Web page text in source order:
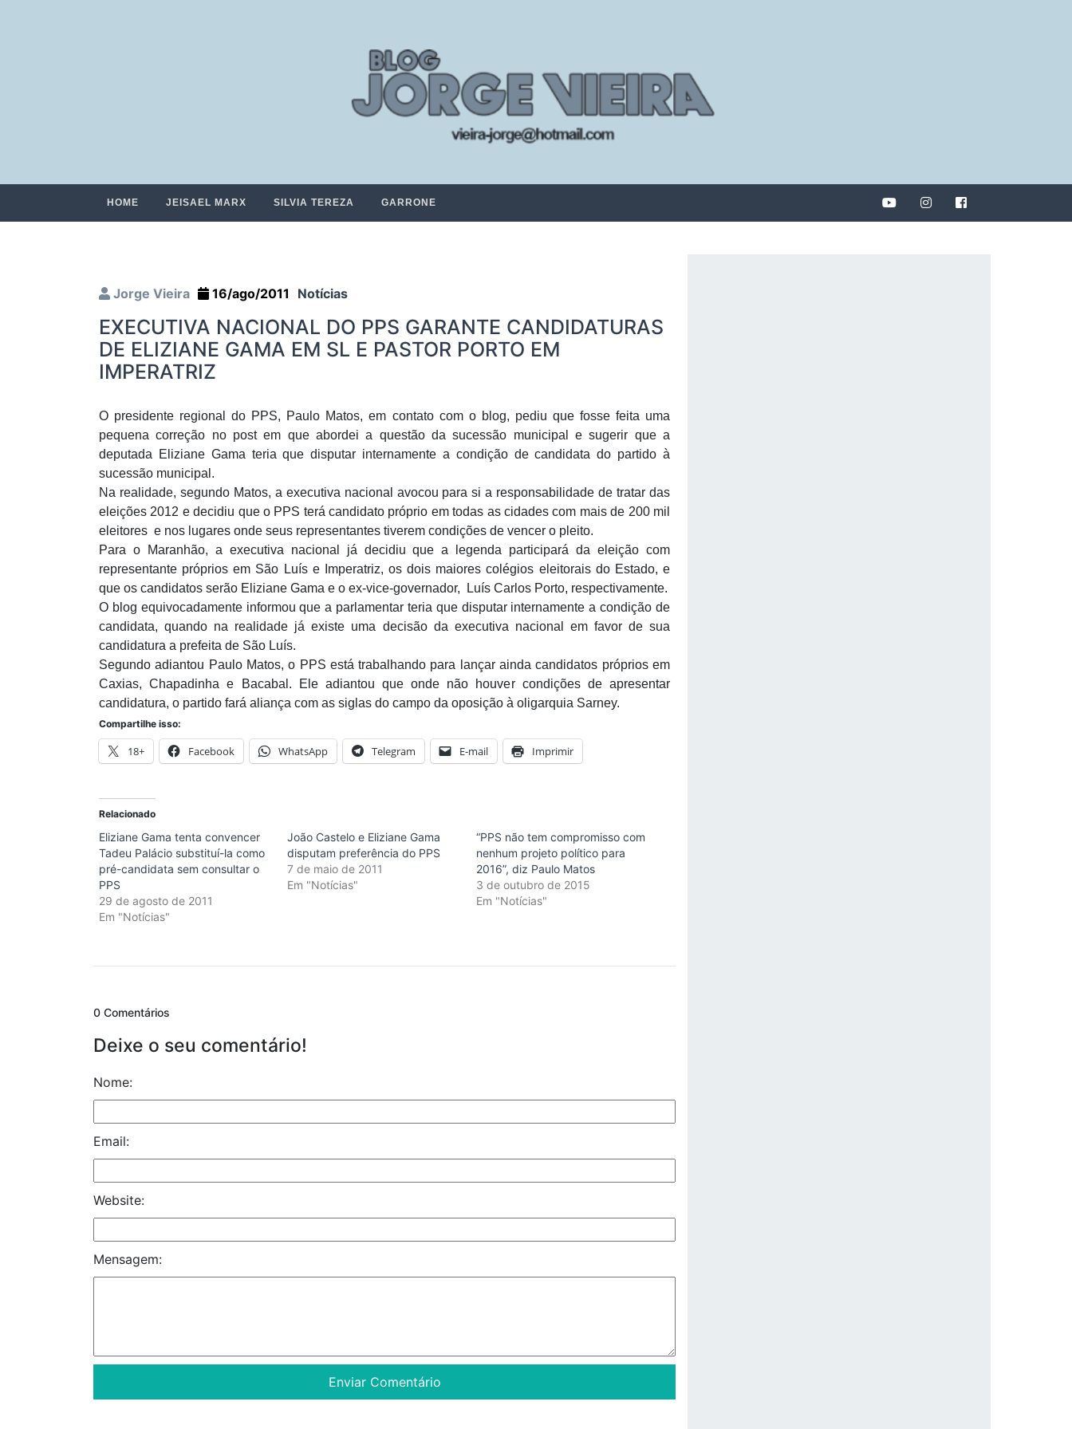
HOME JEISAEL MARX SILVIA TEREZA GARRONE
Jorge Vieira 16/ago/2011 Notícias
EXECUTIVA NACIONAL DO PPS GARANTE CANDIDATURAS
DE ELIZIANE GAMA EM SL E PASTOR PORTO EM
IMPERATRIZ
O presidente regional do PPS, Paulo Matos, em contato com o blog, pediu que fosse feita uma
pequena correção no post em que abordei a questão da sucessão municipal e sugerir que a
deputada Eliziane Gama teria que disputar internamente a condição de candidata do partido à
sucessão municipal.
Na realidade, segundo Matos, a executiva nacional avocou para si a responsabilidade de tratar das
eleições 2012 e decidiu que o PPS terá candidato próprio em todas as cidades com mais de 200 mil
eleitores e nos lugares onde seus representantes tiverem condições de vencer o pleito.
Para o Maranhão, a executiva nacional já decidiu que a legenda participará da eleição com
representante próprios em São Luís e Imperatriz, os dois maiores colégios eleitorais do Estado, e
que os candidatos serão Eliziane Gama e o ex-vice-governador, Luís Carlos Porto, respectivamente.
O blog equivocadamente informou que a parlamentar teria que disputar internamente a condição de
candidata, quando na realidade já existe uma decisão da executiva nacional em favor de sua
candidatura a prefeita de São Luís.
Segundo adiantou Paulo Matos, o PPS está trabalhando para lançar ainda candidatos próprios em
Caxias, Chapadinha e Bacabal. Ele adiantou que onde não houver condições de apresentar
candidatura, o partido fará aliança com as siglas do campo da oposição à oligarquia Sarney.
Compartilhe isso:
18+ Facebook WhatsApp Telegram E-mail Imprimir
Relacionado
Eliziane Gama tenta convencer
Tadeu Palácio substituí-la como
pré-candidata sem consultar o
PPS
29 de agosto de 2011
Em "Notícias"
João Castelo e Eliziane Gama
disputam preferência do PPS
7 de maio de 2011
Em "Notícias"
“PPS não tem compromisso com
nenhum projeto político para
2016”, diz Paulo Matos
3 de outubro de 2015
Em "Notícias"
0 Comentários
Deixe o seu comentário!
Nome:
Email:
Website:
Mensagem: